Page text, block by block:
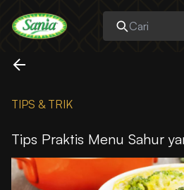
Sania
TIPS & TRIK
Tips Praktis Menu Sahur